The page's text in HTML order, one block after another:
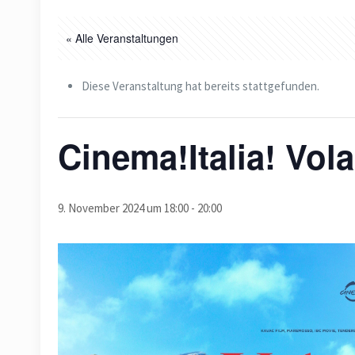
« Alle Veranstaltungen
Diese Veranstaltung hat bereits stattgefunden.
Cinema!Italia!
9. November 2024 um 18:00 - 20:00